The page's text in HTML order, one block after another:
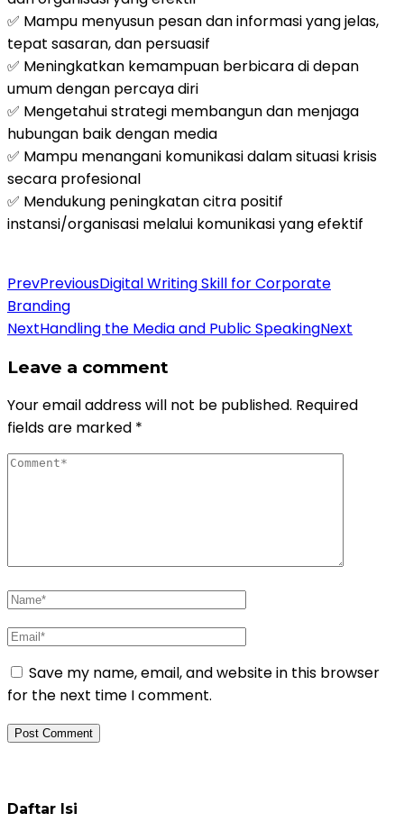
✅ Mampu menyusun pesan dan informasi yang jelas,
tepat sasaran, dan persuasif
✅ Meningkatkan kemampuan berbicara di depan
umum dengan percaya diri
✅ Mengetahui strategi membangun dan menjaga
hubungan baik dengan media
✅ Mampu menangani komunikasi dalam situasi krisis
secara profesional
✅ Mendukung peningkatan citra positif
instansi/organisasi melalui komunikasi yang efektif
PrevPreviousDigital Writing Skill for Corporate
Branding
NextHandling the Media and Public SpeakingNext
Leave a comment
Your email address will not be published. Required
fields are marked *
Save my name, email, and website in this browser
for the next time I comment.
Daftar Isi